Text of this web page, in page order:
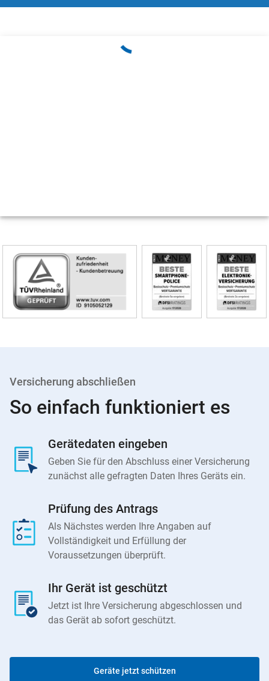
Skip
Siegel
Versicherung abschließen
So einfach funktioniert es
Gerätedaten eingeben
Geben Sie für den Abschluss einer Versicherung
zunächst alle gefragten Daten Ihres Geräts ein.
Prüfung des Antrags
Als Nächstes werden Ihre Angaben auf
Vollständigkeit und Erfüllung der
Voraussetzungen überprüft.
Ihr Gerät ist geschützt
Jetzt ist Ihre Versicherung abgeschlossen und
das Gerät ab sofort geschützt.
Geräte jetzt schützen